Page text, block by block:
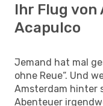
Ihr Flug
Acapulco
Jemand hat mal
ohne Reue“. Und
Amsterdam hinter
Abenteuer